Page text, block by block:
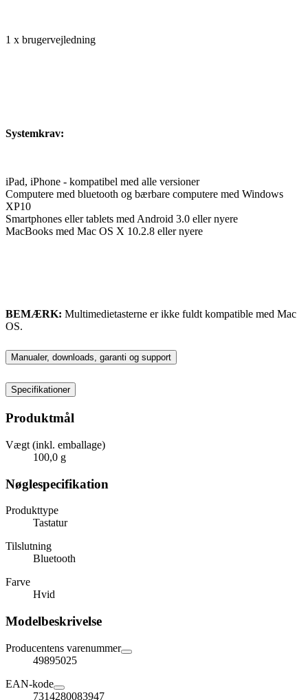
1 x brugervejledning
Systemkrav:
iPad, iPhone - kompatibel med alle versioner
Computere med bluetooth og bærbare computere med Windows
XP10
Smartphones eller tablets med Android 3.0 eller nyere
MacBooks med Mac OS X 10.2.8 eller nyere
BEMÆRK: Multimedietasterne er ikke fuldt kompatible med Mac
OS.
Manualer, downloads, garanti og support
Specifikationer
Produktmål
Vægt (inkl. emballage)
100,0 g
Nøglespecifikation
Produkttype
Tastatur
Tilslutning
Bluetooth
Farve
Hvid
Modelbeskrivelse
Producentens varenummer
49895025
EAN-kode
7314280083947